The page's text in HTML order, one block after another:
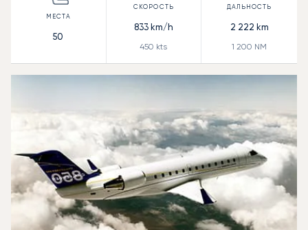
50
833km/h
450 kts
2 222 km
1 200 NM